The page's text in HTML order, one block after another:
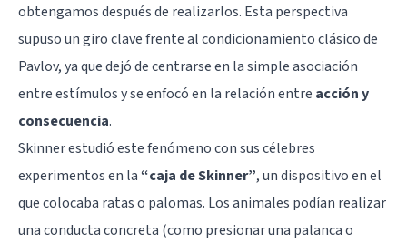
obtengamos después de realizarlos. Esta perspectiva
supuso un giro clave frente al condicionamiento clásico de
Pavlov, ya que dejó de centrarse en la simple asociación
entre estímulos y se enfocó en la relación entre acción y
consecuencia.
Skinner estudió este fenómeno con sus célebres
experimentos en la “caja de Skinner”, un dispositivo en el
que colocaba ratas o palomas. Los animales podían realizar
una conducta concreta (como presionar una palanca o